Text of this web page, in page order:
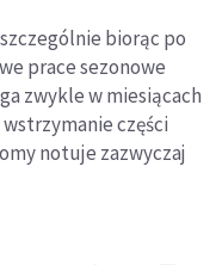
biorąc po
prace sezonowe
zwykle w miesiącach
części
notuje zazwyczaj